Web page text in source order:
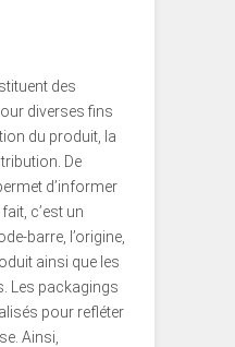
des
diverses fins
du produit, la
De
d’informer
c’est un
barre, l’origine,
ainsi que les
Les packagings
pour refléter
Ainsi,